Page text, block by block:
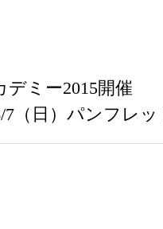
デミー2015開催
（日）パンフレッ